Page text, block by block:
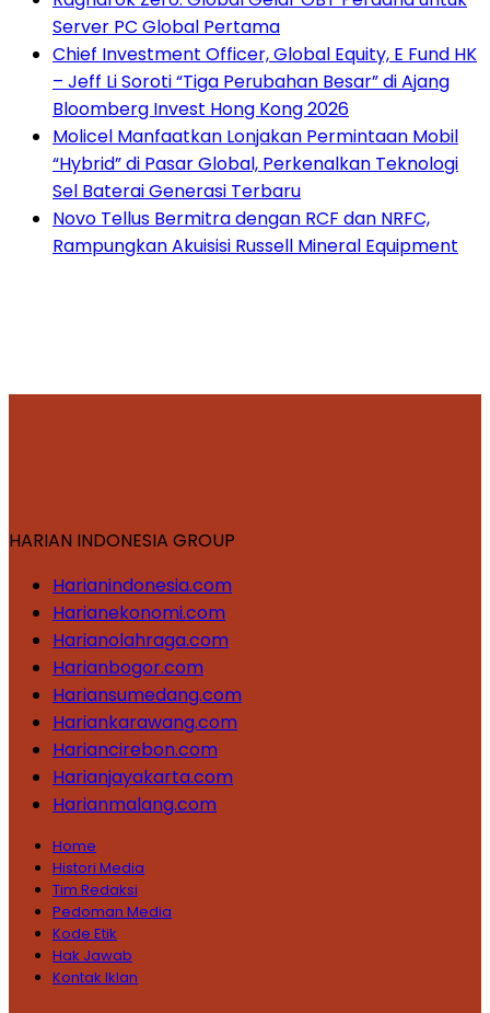
Server PC Global Pertama
Chief Investment Officer, Global Equity, E Fund HK
– Jeff Li Soroti “Tiga Perubahan Besar” di Ajang
Bloomberg Invest Hong Kong 2026
Molicel Manfaatkan Lonjakan Permintaan Mobil
“Hybrid” di Pasar Global, Perkenalkan Teknologi
Sel Baterai Generasi Terbaru
Novo Tellus Bermitra dengan RCF dan NRFC,
Rampungkan Akuisisi Russell Mineral Equipment
HARIAN INDONESIA GROUP
Harianindonesia.com
Harianekonomi.com
Harianolahraga.com
Harianbogor.com
Hariansumedang.com
Hariankarawang.com
Hariancirebon.com
Harianjayakarta.com
Harianmalang.com
Home
Histori Media
Tim Redaksi
Pedoman Media
Kode Etik
Hak Jawab
Kontak Iklan